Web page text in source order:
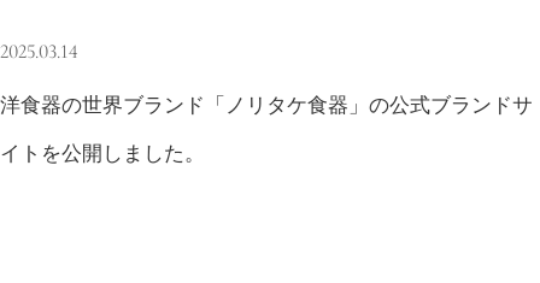
2025.03.14
洋食器の世界ブランド「ノリタケ食器」の公式ブランドサ
イトを公開しました。